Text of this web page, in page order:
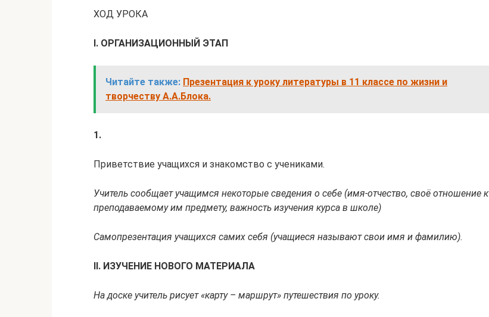
ХОД УРОКА
I. ОРГАНИЗАЦИОННЫЙ ЭТАП
Читайте также: Презентация к уроку литературы в 11 классе по жизни и
творчеству А.А.Блока.
1.
Приветствие учащихся и знакомство с учениками.
Учитель сообщает учащимся некоторые сведения о себе (имя-отчество, своё отношение к
преподаваемому им предмету, важность изучения курса в школе)
Самопрезентация учащихся самих себя (учащиеся называют свои имя и фамилию).
II. ИЗУЧЕНИЕ НОВОГО МАТЕРИАЛА
На доске учитель рисует «карту – маршрут» путешествия по уроку.